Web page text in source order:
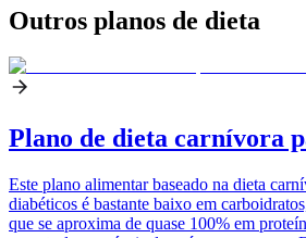
Outros planos de dieta
Plano de dieta carnívora
Este plano alimentar baseado na dieta
diabéticos é bastante baixo em
que se aproxima de quase 100% em